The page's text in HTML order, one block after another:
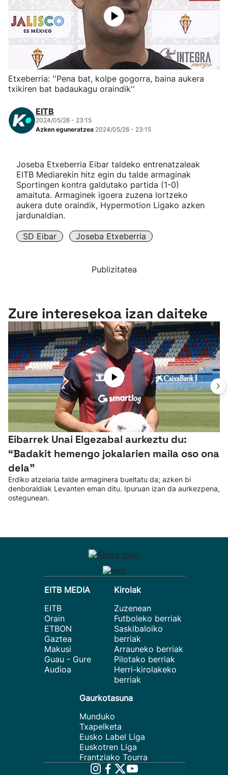
Herri-kirolak
Eskubaloia
Kirolak 360
Mendi-lasterketak
"Helmuga"
Etxeberria: ''Pena bat, kolpe gogorra, baina aukera
txikiren bat badaukagu oraindik''
EITB
2024/05/26 - 23:15
Azken eguneratzea 2024/05/26 - 23:15
Joseba Etxeberria Eibar taldeko entrenatzaleak
EITB Mediarekin hitz egin du talde armaginak
Sportingen kontra galdutako partida (1-0)
amaituta. Armaginek igoera zuzena lortzeko
aukera dute oraindik, Hypermotion Ligako azken
jardunaldian.
SD Eibar Joseba Etxeberria
Publizitatea
Zure interesekoa izan daiteke
Eibarrek Unai Elgezabal aurkeztu du:
“Badakit hemengo jokalarien maila oso ona
dela”
Erdiko atzelaria talde armaginera bueltatu da; azken bi
denboraldiak Levanten eman ditu. Ipuruan izan da aurkezpena,
ostegunean.
EITB MEDIA
EITB
Orain
ETBON
Gaztea
Makusi
Guau - Gure
Audioa
Kirolak
Zuzenean
Futboleko berriak
Saskibaloiko
berriak
Arrauneko berriak
Pilotako berriak
Herri-kirolakeko
berriak
Gaurkotasuna
Munduko
Txapelketa
Eusko Label Liga
Euskotren Liga
Frantziako Tourra